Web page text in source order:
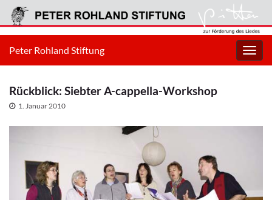
Peter Rohland Stiftung
Rückblick: Siebter A-cappella-Workshop
1. Januar 2010